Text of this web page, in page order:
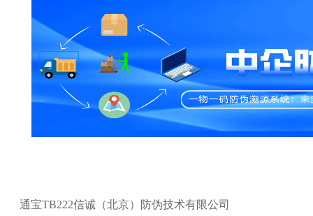
通宝TB222信诚（北京）防伪技术有限公司